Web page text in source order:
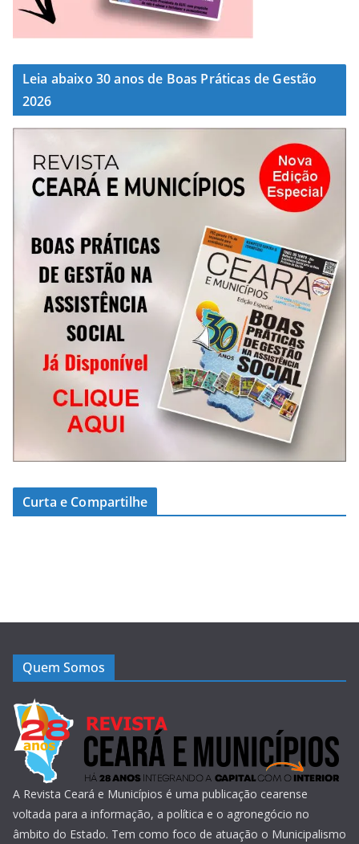
Leia abaixo 30 anos de Boas Práticas de Gestão
2026
Curta e Compartilhe
Quem Somos
A Revista Ceará e Municípios é uma publicação cearense
voltada para a informação, a política e o agronegócio no
âmbito do Estado. Tem como foco de atuação o Municipalismo